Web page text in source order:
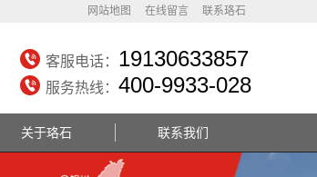
网站地图 在线留言 联系珞石
客服电话： 19130633857
服务热线： 400-9933-028
关于珞石 联系我们